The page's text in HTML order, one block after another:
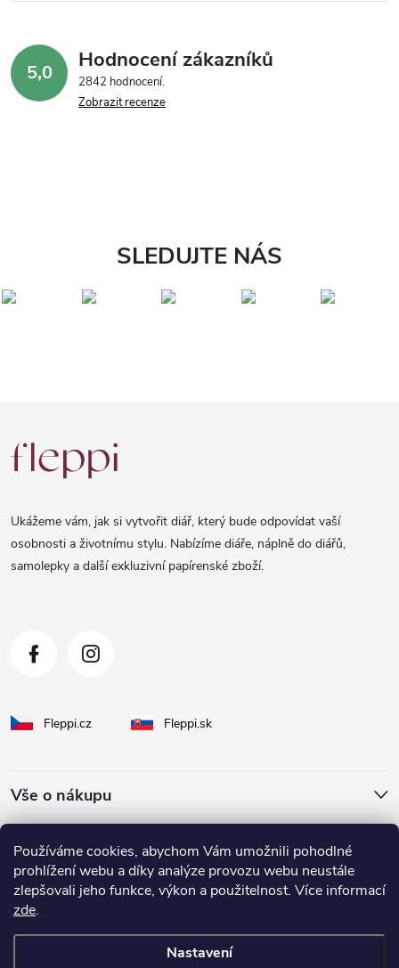
Používáme cookies, abychom Vám umožnili pohodlné
prohlížení webu a díky analýze provozu webu neustále
zlepšovali jeho funkce, výkon a použitelnost. Více informací
zde.
Nastavení
5,0 Hodnocení zákazníků
2842 hodnocení
Zobrazit recenze
SLEDUJTE NÁS
á
Ukážeme vám, jak si vytvořit diář, který bude odpovídat vaší
osobnosti a životnímu stylu. Nabízíme diáře, náplně do diářů,
samolepky a další exkluzivní papírenské zboží.
Fleppi.cz Fleppi.sk
Vše o nákupu
O Fleppi
Inspirace pro vás